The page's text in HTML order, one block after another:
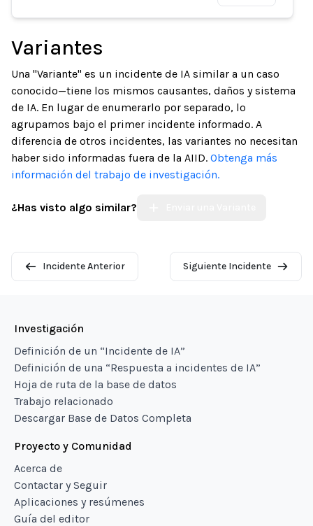
Variantes
Una "Variante" es un incidente de IA similar a un caso
conocido—tiene los mismos causantes, daños y sistema
de IA. En lugar de enumerarlo por separado, lo
agrupamos bajo el primer incidente informado. A
diferencia de otros incidentes, las variantes no necesitan
haber sido informadas fuera de la AIID. Obtenga más
información del trabajo de investigación.
¿Has visto algo similar?
Incidente Anterior Siguiente Incidente
Investigación
Definición de un “Incidente de IA”
Definición de una “Respuesta a incidentes de IA”
Hoja de ruta de la base de datos
Trabajo relacionado
Descargar Base de Datos Completa
Proyecto y Comunidad
Acerca de
Contactar y Seguir
Aplicaciones y resúmenes
Guía del editor